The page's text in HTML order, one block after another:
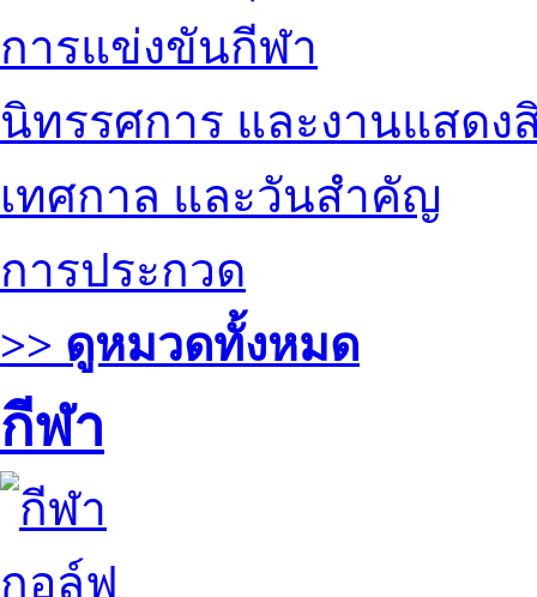
การแข่งขันกีฬา
นิทรรศการ และงานแสดง
เทศกาล และวันสำคัญ
การประกวด
>> ดูหมวดทั้งหมด
กีฬา
กอล์ฟ